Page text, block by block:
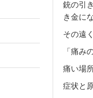
銃の引
き金に
その遠
「痛み
痛い場
症状と